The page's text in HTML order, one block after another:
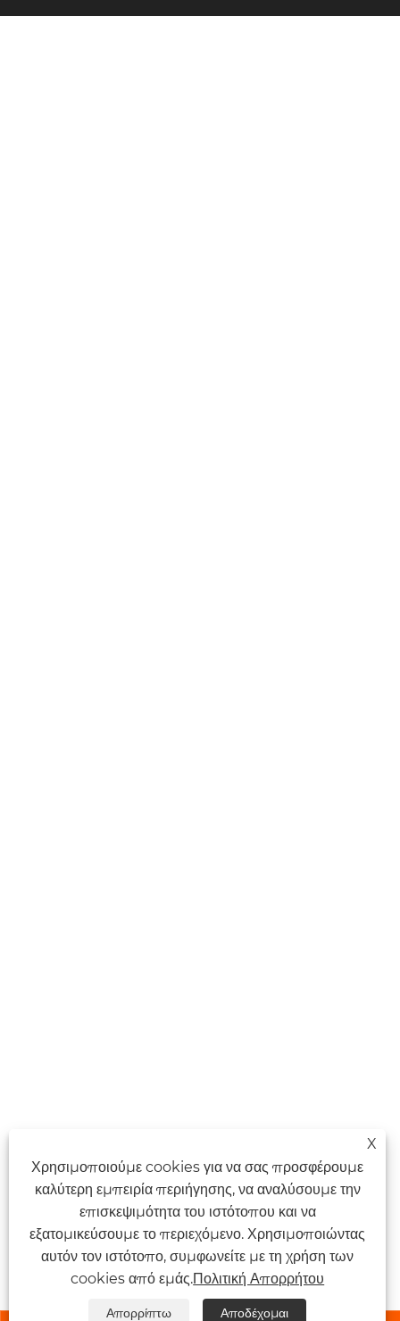
X
Χρησιμοποιούμε cookies για να σας προσφέρουμε
καλύτερη εμπειρία περιήγησης, να αναλύσουμε την
επισκεψιμότητα του ιστότοπου και να
εξατομικεύσουμε το περιεχόμενο. Χρησιμοποιώντας
αυτόν τον ιστότοπο, συμφωνείτε με τη χρήση των
cookies από εμάς.Πολιτική Απορρήτου
Απορρίπτω Αποδέχομαι